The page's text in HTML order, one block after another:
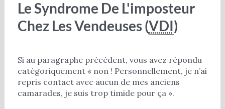
Le Syndrome De L'imposteur
Chez Les Vendeuses (VDI)
Si au paragraphe précédent, vous avez répondu
catégoriquement « non ! Personnellement, je n’ai
repris contact avec aucun de mes anciens
camarades, je suis trop timide pour ça ».